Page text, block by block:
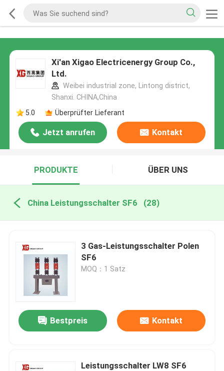
Xi'an Xigao Electricenergy Group Co.,
Ltd.
Weibei industrial zone, Lintong district,
Shanxi. CHINA,China
5.0
Überprüfter Lieferant
Jetzt anrufen Kontakt
PRODUKTE ÜBER UNS
China Leistungsschalter SF6 (28)
3 Gas-Leistungsschalter Polen
SF6
MOQ：1 Satz
Bestpreis Kontakt
Leistungsschalter LW8 SF6